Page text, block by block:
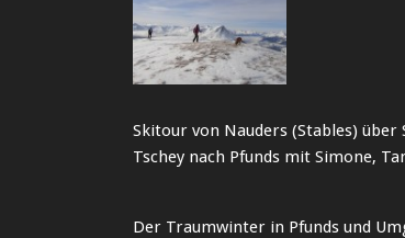
Skitour von Nauders (Stables)
Tschey nach Pfunds mit Simone,
Der Traumwinter in Pfunds und